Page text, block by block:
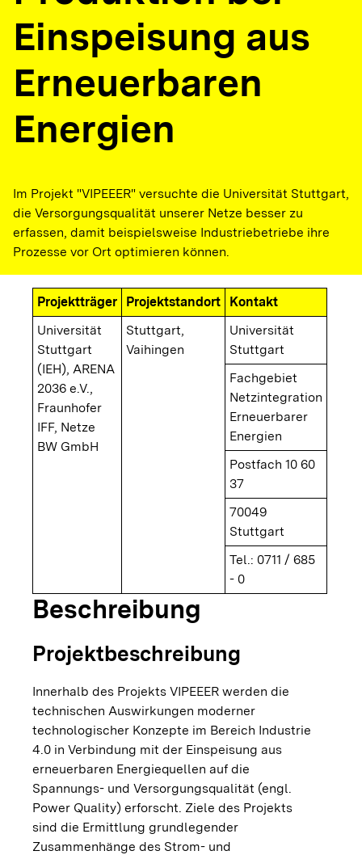
Einspeisung aus
Erneuerbaren
Energien
Im Projekt "VIPEEER" versuchte die Universität Stuttgart,
die Versorgungsqualität unserer Netze besser zu
erfassen, damit beispielsweise Industriebetriebe ihre
Prozesse vor Ort optimieren können.
Projektträger Projektstandort
Kontakt
Universität
Stuttgart
(IEH), ARENA
2036 e.V.,
Fraunhofer
IFF, Netze
BW GmbH
Stuttgart,
Vaihingen
Universität
Stuttgart
Fachgebiet
Netzintegration
Erneuerbarer
Energien
Postfach 10 60
37
70049
Stuttgart
Tel.: 0711 / 685
- 0
Beschreibung
Projektbeschreibung
Innerhalb des Projekts VIPEEER werden die
technischen Auswirkungen moderner
technologischer Konzepte im Bereich Industrie
4.0 in Verbindung mit der Einspeisung aus
erneuerbaren Energiequellen auf die
Spannungs- und Versorgungsqualität (engl.
Power Quality) erforscht. Ziele des Projekts
sind die Ermittlung grundlegender
Zusammenhänge des Strom- und